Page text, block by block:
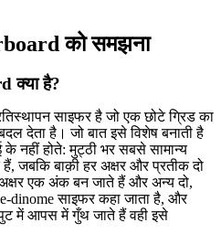
को समझना
क्या है?
साइफर है जो एक छोटे ग्रिड का
देता है। जो बात इसे विशेष बनाती है
नहीं होते: मुट्ठी भर सबसे सामान्य
जबकि बाक़ी हर अक्षर और प्रतीक दो
एक अंक बन जाते हैं और अन्य दो,
dinome साइफर कहा जाता है, और
में आपस में गुँथ जाते हैं वही इसे